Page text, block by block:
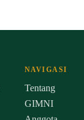
NAVIGASI
Tentang
GIMNI